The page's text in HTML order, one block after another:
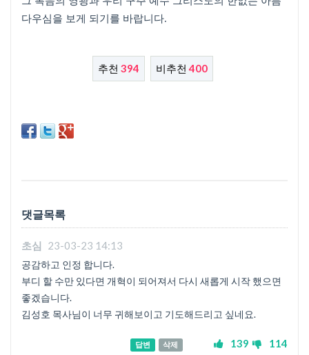
다우심을 보게 되기를 바랍니다.
추천 394 비추천400
댓글목록
초심 23-03-23 14:13
공감하고 인정 합니다.
부디 할 수만 있다면 개혁이 되어져서 다시 새롭게 시작 했으면
좋겠습니다.
김성호 목사님이 너무 귀해보이고 기도해드리고 싶네요.
139 114
답변 삭제